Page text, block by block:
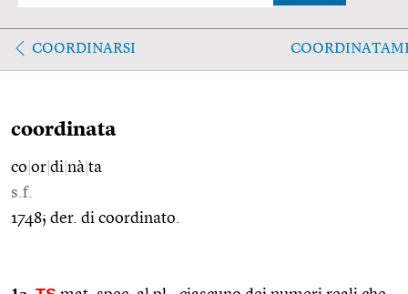
COORDINARSI
coordinata
co or di nà ta
s.f.
1748; der. di coordinato.